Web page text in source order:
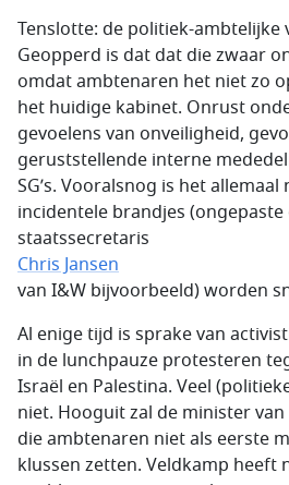
Tenslotte: de politiek-ambtelijke
Geopperd is dat dat die zwaar
omdat ambtenaren het niet zo
het huidige kabinet. Onrust
gevoelens van onveiligheid,
geruststellende interne
SG’s. Vooralsnog is het
incidentele brandjes
staatssecretaris
Chris Jansen
van I&W bijvoorbeeld) worden
Al enige tijd is sprake van
in de lunchpauze protesteren
Israël en Palestina. Veel
niet. Hooguit zal de minister van
die ambtenaren niet als eerste
klussen zetten. Veldkamp heeft